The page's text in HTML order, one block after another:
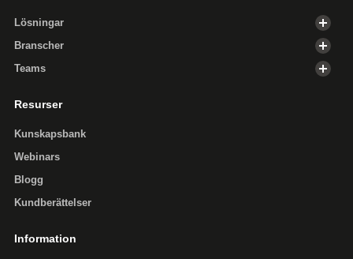
Lösningar
Branscher
Teams
Resurser
Kunskapsbank
Webinars
Blogg
Kundberättelser
Information